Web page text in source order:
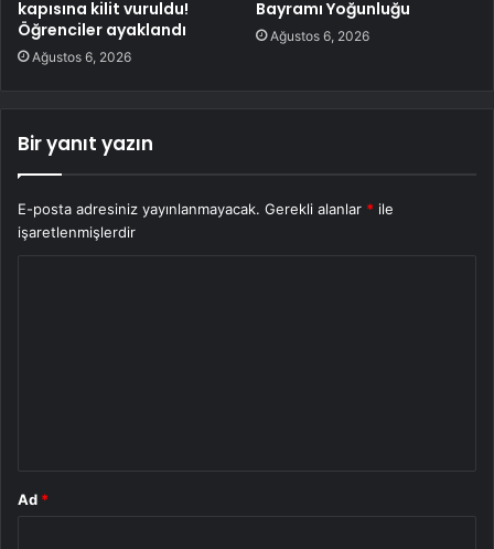
kapısına kilit vuruldu!
Öğrenciler ayaklandı
Ağustos 6, 2026
Bayramı Yoğunluğu
Ağustos 6, 2026
Bir yanıt yazın
E-posta adresiniz yayınlanmayacak. Gerekli alanlar * ile
işaretlenmişlerdir
Ad *